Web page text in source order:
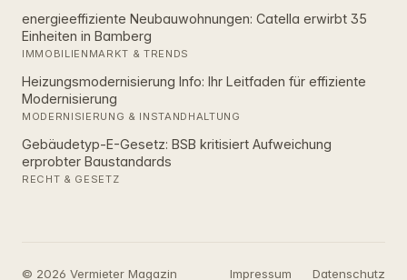
energieeffiziente Neubauwohnungen: Catella erwirbt 35
Einheiten in Bamberg
IMMOBILIENMARKT & TRENDS
Heizungsmodernisierung Info: Ihr Leitfaden für effiziente
Modernisierung
MODERNISIERUNG & INSTANDHALTUNG
Gebäudetyp-E-Gesetz: BSB kritisiert Aufweichung
erprobter Baustandards
RECHT & GESETZ
© 2026 Vermieter Magazin Impressum Datenschutz